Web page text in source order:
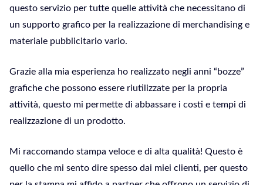
questo servizio per tutte quelle attività che necessitano di
un supporto grafico per la realizzazione di merchandising e
materiale pubblicitario vario.
Grazie alla mia esperienza ho realizzato negli anni “bozze”
grafiche che possono essere riutilizzate per la propria
attività, questo mi permette di abbassare i costi e tempi di
realizzazione di un prodotto.
Mi raccomando stampa veloce e di alta qualità! Questo è
quello che mi sento dire spesso dai miei clienti, per questo